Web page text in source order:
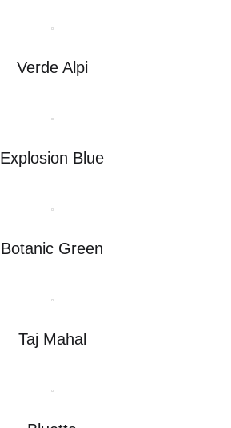
Verde Alpi
Explosion Blue
Botanic Green
Taj Mahal